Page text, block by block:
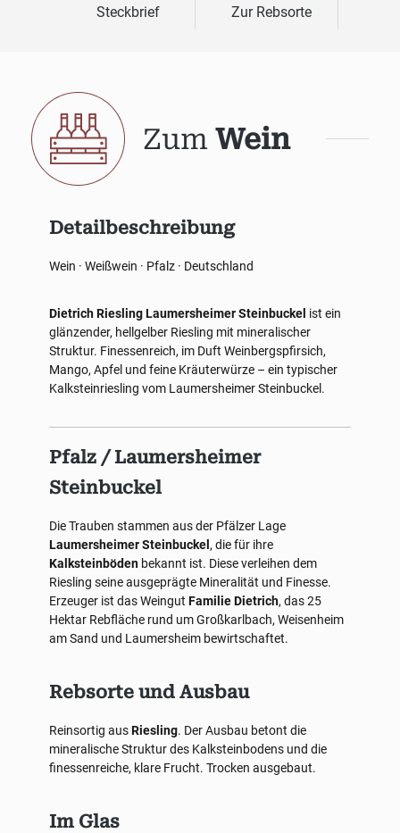
Steckbrief Zur Rebsorte
Zum Wein
Detailbeschreibung
Wein · Weißwein · Pfalz · Deutschland
Dietrich Riesling Laumersheimer Steinbuckel ist ein
glänzender, hellgelber Riesling mit mineralischer
Struktur. Finessenreich, im Duft Weinbergspfirsich,
Mango, Apfel und feine Kräuterwürze – ein typischer
Kalksteinriesling vom Laumersheimer Steinbuckel.
Pfalz / Laumersheimer
Steinbuckel
Die Trauben stammen aus der Pfälzer Lage
Laumersheimer Steinbuckel , die für ihre
Kalksteinböden bekannt ist. Diese verleihen dem
Riesling seine ausgeprägte Mineralität und Finesse.
Erzeuger ist das Weingut Familie Dietrich, das 25
Hektar Rebfläche rund um Großkarlbach, Weisenheim
am Sand und Laumersheim bewirtschaftet.
Rebsorte und Ausbau
Reinsortig ausRiesling. Der Ausbau betont die
mineralische Struktur des Kalksteinbodens und die
finessenreiche, klare Frucht. Trocken ausgebaut.
Im Glas